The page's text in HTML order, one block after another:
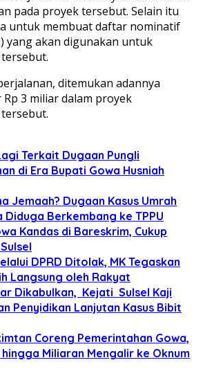
pada proyek tersebut. Selain itu
untuk membuat daftar nominatif
yang akan digunakan untuk
ditemukan adannya
3 miliar dalam proyek
Terkait Dugaan Pungli
di Era Bupati Gowa Husniah
Jemaah? Dugaan Kasus Umrah
Diduga Berkembang ke TPPU
Kandas di Bareskrim, Cukup
DPRD Ditolak, MK Tegaskan
Langsung oleh Rakyat
Dikabulkan, Kejati Sulsel Kaji
Penyidikan Lanjutan Kasus Bibit
Coreng Pemerintahan Gowa,
hingga Miliaran Mengalir ke Oknum